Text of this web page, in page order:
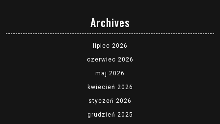
Archives
lipiec 2026
czerwiec 2026
maj 2026
kwiecień 2026
styczeń 2026
grudzień 2025